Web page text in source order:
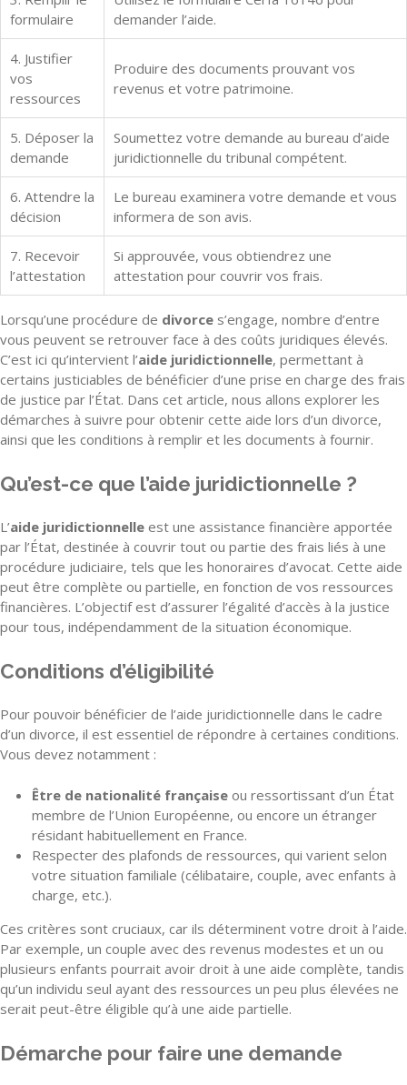
formulaire
demander l’aide.
4. Justifier
vos
ressources
Produire des documents prouvant vos
revenus et votre patrimoine.
5. Déposer la
demande
Soumettez votre demande au bureau d’aide
juridictionnelle du tribunal compétent.
6. Attendre la
décision
Le bureau examinera votre demande et vous
informera de son avis.
7. Recevoir
l’attestation
Si approuvée, vous obtiendrez une
attestation pour couvrir vos frais.
Lorsqu’une procédure de divorce s’engage, nombre d’entre
vous peuvent se retrouver face à des coûts juridiques élevés.
C’est ici qu’intervient l’aide juridictionnelle, permettant à
certains justiciables de bénéficier d’une prise en charge des frais
de justice par l’État. Dans cet article, nous allons explorer les
démarches à suivre pour obtenir cette aide lors d’un divorce,
ainsi que les conditions à remplir et les documents à fournir.
Qu’est-ce que l’aide juridictionnelle ?
L’aide juridictionnelle est une assistance financière apportée
par l’État, destinée à couvrir tout ou partie des frais liés à une
procédure judiciaire, tels que les honoraires d’avocat. Cette aide
peut être complète ou partielle, en fonction de vos ressources
financières. L’objectif est d’assurer l’égalité d’accès à la justice
pour tous, indépendamment de la situation économique.
Conditions d’éligibilité
Pour pouvoir bénéficier de l’aide juridictionnelle dans le cadre
d’un divorce, il est essentiel de répondre à certaines conditions.
Vous devez notamment :
Être de nationalité française ou ressortissant d’un État
membre de l’Union Européenne, ou encore un étranger
résidant habituellement en France.
Respecter des plafonds de ressources, qui varient selon
votre situation familiale (célibataire, couple, avec enfants à
charge, etc.).
Ces critères sont cruciaux, car ils déterminent votre droit à l’aide.
Par exemple, un couple avec des revenus modestes et un ou
plusieurs enfants pourrait avoir droit à une aide complète, tandis
qu’un individu seul ayant des ressources un peu plus élevées ne
serait peut-être éligible qu’à une aide partielle.
Démarche pour faire une demande